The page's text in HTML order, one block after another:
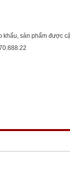
khẩu, sản phẩm được